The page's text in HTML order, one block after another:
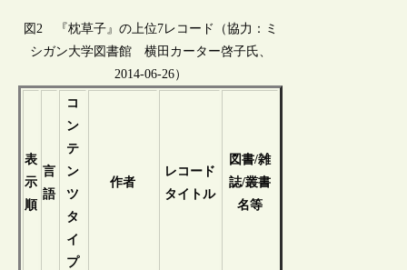
図2 『枕草子』の上位7レコード（協力：ミ
シガン大学図書館 横田カーター啓子氏、
2014-06-26）
表
示
順
言
語
コ
ン
テ
ン
ツ
タ
イ
プ
作者
レコード
タイトル
図書/雑
誌/叢書
名等